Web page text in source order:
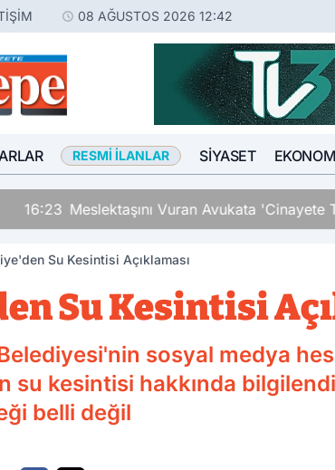
08 AĞUSTOS 2026 12:42
RESMI İLANLAR SIYASET
Meslektaşını Vuran Avukata 'Cinayete Tam
Su Kesintisi Açıklaması
Su Kesintisi
sosyal medya
su kesintisi hakkında
belli değil